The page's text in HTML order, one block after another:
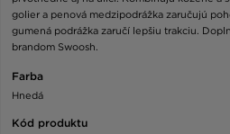
golier a penová medzipodrážka zaručujú
gumená podrážka zaručí lepšiu trakciu.
brandom Swoosh.
Farba
Hnedá
Kód produktu